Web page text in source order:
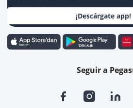
¡Descárgate app!
Seguir a